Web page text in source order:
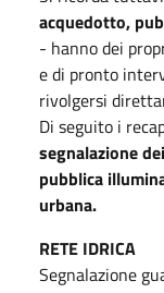
acquedotto,
- hanno dei
e di pronto
rivolgersi
Di seguito i
segnalazione
pubblica
urbana.
RETE IDRICA
Segnalazione